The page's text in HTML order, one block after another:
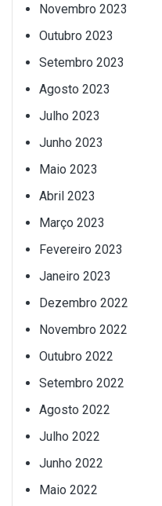
Novembro 2023
Outubro 2023
Setembro 2023
Agosto 2023
Julho 2023
Junho 2023
Maio 2023
Abril 2023
Março 2023
Fevereiro 2023
Janeiro 2023
Dezembro 2022
Novembro 2022
Outubro 2022
Setembro 2022
Agosto 2022
Julho 2022
Junho 2022
Maio 2022